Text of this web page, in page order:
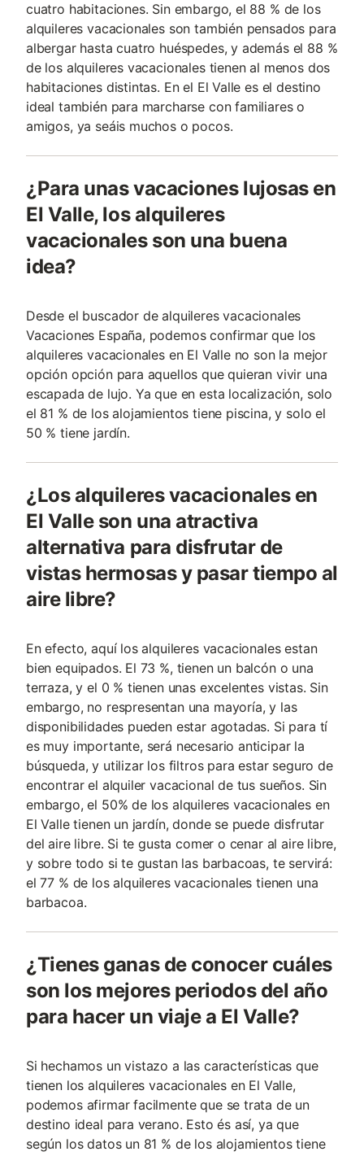
cuatro habitaciones. Sin embargo, el 88 % de los
alquileres vacacionales son también pensados para
albergar hasta cuatro huéspedes, y además el 88 %
de los alquileres vacacionales tienen al menos dos
habitaciones distintas. En el El Valle es el destino
ideal también para marcharse con familiares o
amigos, ya seáis muchos o pocos.
¿Para unas vacaciones lujosas en
El Valle, los alquileres
vacacionales son una buena
idea?
Desde el buscador de alquileres vacacionales
Vacaciones España, podemos confirmar que los
alquileres vacacionales en El Valle no son la mejor
opción opción para aquellos que quieran vivir una
escapada de lujo. Ya que en esta localización, solo
el 81 % de los alojamientos tiene piscina, y solo el
50 % tiene jardín.
¿Los alquileres vacacionales en
El Valle son una atractiva
alternativa para disfrutar de
vistas hermosas y pasar tiempo al
aire libre?
En efecto, aquí los alquileres vacacionales estan
bien equipados. El 73 %, tienen un balcón o una
terraza, y el 0 % tienen unas excelentes vistas. Sin
embargo, no respresentan una mayoría, y las
disponibilidades pueden estar agotadas. Si para tí
es muy importante, será necesario anticipar la
búsqueda, y utilizar los filtros para estar seguro de
encontrar el alquiler vacacional de tus sueños. Sin
embargo, el 50% de los alquileres vacacionales en
El Valle tienen un jardín, donde se puede disfrutar
del aire libre. Si te gusta comer o cenar al aire libre,
y sobre todo si te gustan las barbacoas, te servirá:
el 77 % de los alquileres vacacionales tienen una
barbacoa.
¿Tienes ganas de conocer cuáles
son los mejores periodos del año
para hacer un viaje a El Valle?
Si hechamos un vistazo a las características que
tienen los alquileres vacacionales en El Valle,
podemos afirmar facilmente que se trata de un
destino ideal para verano. Esto és así, ya que
según los datos un 81 % de los alojamientos tiene